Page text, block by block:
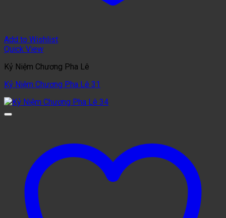
Add to Wishlist
Quick View
Kỷ Niệm Chương Pha Lê
Kỷ Niệm Chương Pha Lê 31